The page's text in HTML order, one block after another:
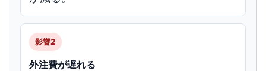
影響2
外注費が遅れる